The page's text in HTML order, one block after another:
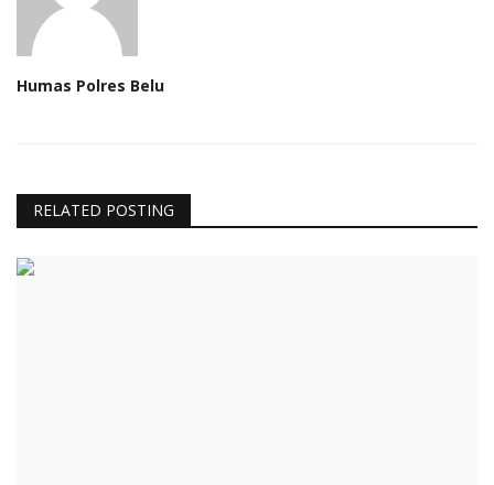
Humas Polres Belu
RELATED POSTING